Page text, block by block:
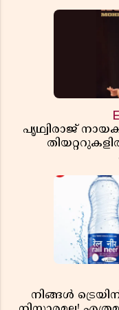
പൃഥ്വിരാജ്
നിങ്ങൾ